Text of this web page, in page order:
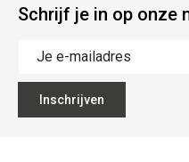
Schrijf je in op onze
Inschrijven